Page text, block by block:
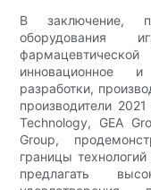
В заключение,
инновационное
разработки,
производители
Technology, GEA
Group,
границы
предлагать